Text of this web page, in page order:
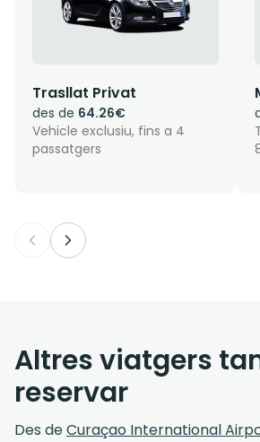
Trasllat Privat
des de 64.26€
Vehicle exclusiu, fins a 4
passatgers
Altres viatgers
reservar
Des deCuraçao International